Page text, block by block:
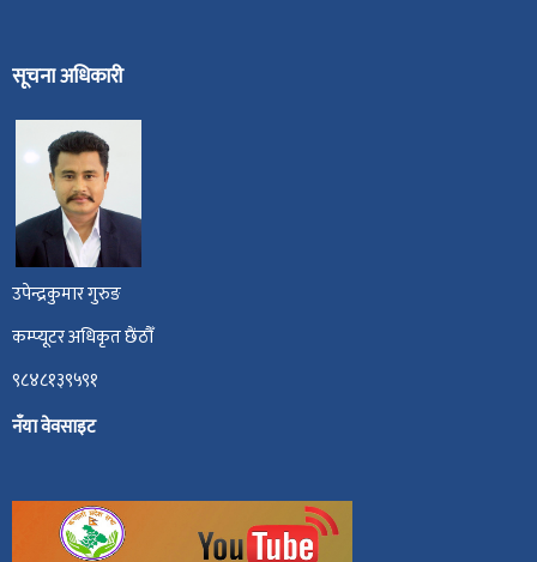
सूचना अधिकारी
उपेन्द्रकुमार गुरुङ
कम्प्यूटर अधिकृत छैंठौँ
९८४८१३९५९१
नँया वेवसाइट